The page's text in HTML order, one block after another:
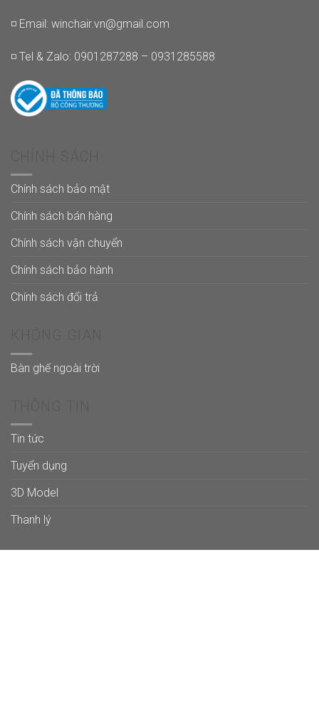
◽ Email: winchair.vn@gmail.com
◽ Tel & Zalo: 0901287288 – 0931285588
Chính sách bảo mật
Chính sách bán hàng
Chính sách vận chuyển
Chính sách bảo hành
Chính sách đổi trả
Bàn ghế ngoài trời
Tin tức
Tuyển dụng
3D Model
Thanh lý